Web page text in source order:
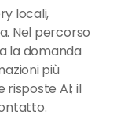
locali,
Nel percorso
la domanda
più
AI; il